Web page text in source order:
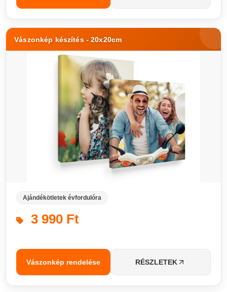
Vászonkép készítés - 20x20cm
Ajándékötletek évfordulóra
3 990 Ft
Vászonkép rendelése RÉSZLETEK